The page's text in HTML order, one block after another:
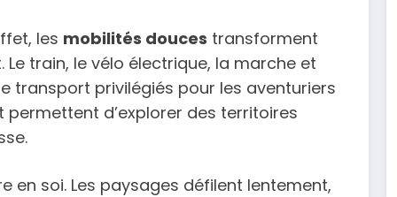
les mobilités douces transforment
train, le vélo électrique, la marche et
transport privilégiés pour les aventuriers
d’explorer des territoires
en soi. Les paysages défilent lentement,